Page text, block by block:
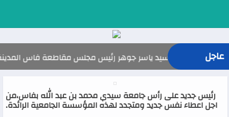
عاجل السيد ياسر جوهر رئيس مجلس مقاطعة فاس المدينة يهنئ صاحب
رئيس جديد على رأس جامعة سيدي محمد بن عبد الله بفاس،من
اجل اعطاء نفس جديد ومتجدد لهذه المؤسسة الجامعية الرائدة.‎